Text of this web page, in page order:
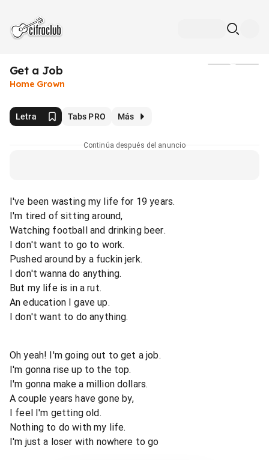
Get a Job
Home Grown
Letra Tabs PRO Más
Continúa después del anuncio
I've been wasting my life for 19 years.
I'm tired of sitting around,
Watching football and drinking beer.
I don't want to go to work.
Pushed around by a fuckin jerk.
I don't wanna do anything.
But my life is in a rut.
An education I gave up.
I don't want to do anything.
Oh yeah! I'm going out to get a job.
I'm gonna rise up to the top.
I'm gonna make a million dollars.
A couple years have gone by,
I feel I'm getting old.
Nothing to do with my life.
I'm just a loser with nowhere to go